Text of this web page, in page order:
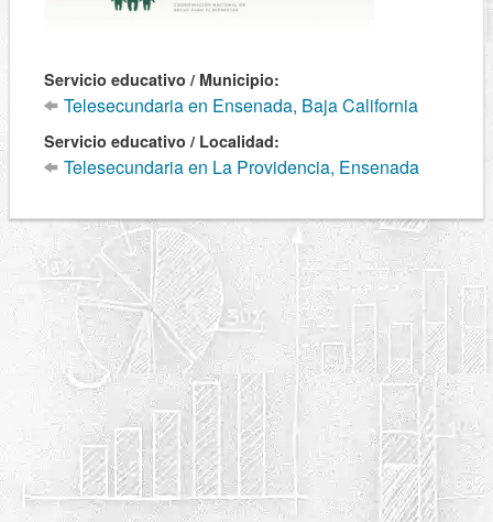
Servicio educativo / Municipio:
Telesecundaria en Ensenada, Baja California
Servicio educativo / Localidad:
Telesecundaria en La Providencia, Ensenada